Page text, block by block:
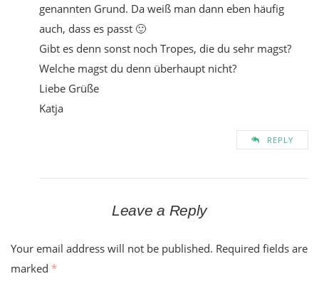
genannten Grund. Da weiß man dann eben häufig
auch, dass es passt 🙂
Gibt es denn sonst noch Tropes, die du sehr magst?
Welche magst du denn überhaupt nicht?
Liebe Grüße
Katja
REPLY
Leave a Reply
Your email address will not be published. Required fields are
marked *